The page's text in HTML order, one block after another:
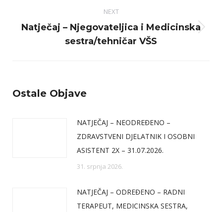
NEXT
Next
post:
Natječaj – Njegovateljica i Medicinska
sestra/tehničar VŠS
Ostale Objave
NATJEČAJ – NEODREĐENO –
ZDRAVSTVENI DJELATNIK I OSOBNI
ASISTENT 2X – 31.07.2026.
31. srpnja 2026.
NATJEČAJ – ODREĐENO – RADNI
TERAPEUT, MEDICINSKA SESTRA,